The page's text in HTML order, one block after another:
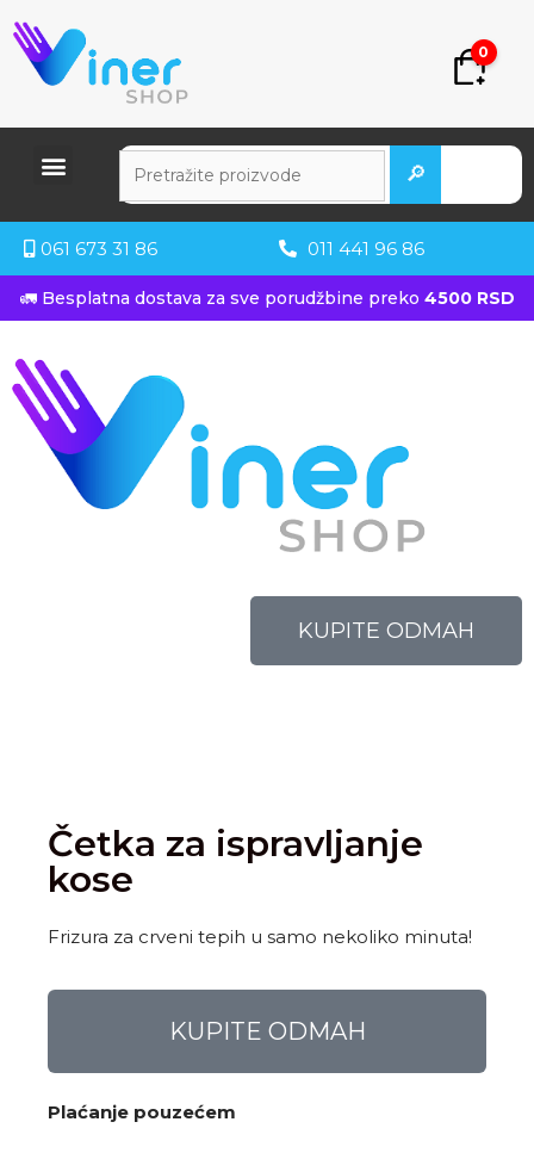
0
🔎
061 673 31 86 011 441 96 86
🚛 Besplatna dostava za sve porudžbine preko 4500 RSD
KUPITE ODMAH
Četka za ispravljanje
kose
Frizura za crveni tepih u samo nekoliko minuta!
KUPITE ODMAH
Plaćanje pouzećem